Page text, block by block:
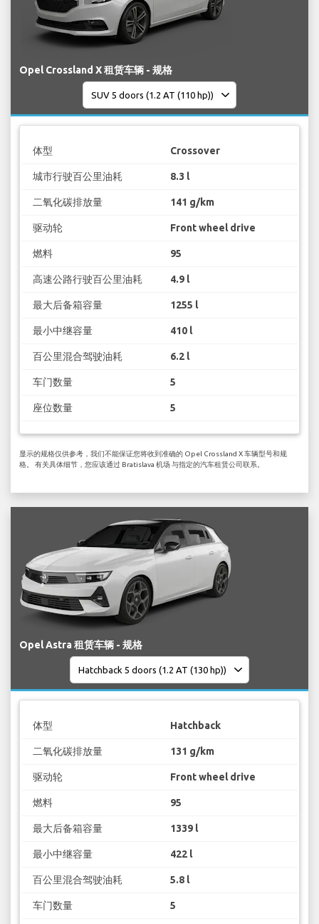
Opel Crossland X 租赁车辆 - 规格
体型 Crossover
城市行驶百公里油耗 8.3 l
二氧化碳排放量 141 g/km
驱动轮 Front wheel drive
燃料 95
高速公路行驶百公里油耗 4.9 l
最大后备箱容量 1255 l
最小中继容量 410 l
百公里混合驾驶油耗 6.2 l
车门数量 5
座位数量 5
显示的规格仅供参考，我们不能保证您将收到准确的 Opel Crossland X 车辆型号和规
格。 有关具体细节，您应该通过 Bratislava 机场 与指定的汽车租赁公司联系。
Opel Astra 租赁车辆 - 规格
体型 Hatchback
二氧化碳排放量 131 g/km
驱动轮 Front wheel drive
燃料 95
最大后备箱容量 1339 l
最小中继容量 422 l
百公里混合驾驶油耗 5.8 l
车门数量 5